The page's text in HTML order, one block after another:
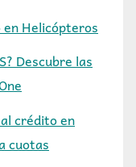
en Helicópteros
Descubre las
crédito en
cuotas